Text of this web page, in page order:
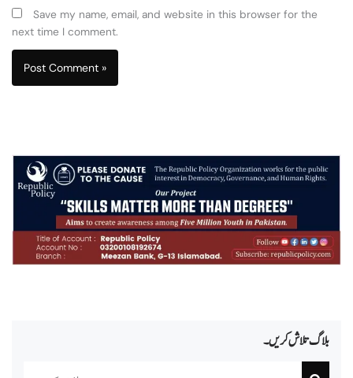
بلاگ تلاش کریں۔
Save my name, email, and website in this browser for the
next time I comment.